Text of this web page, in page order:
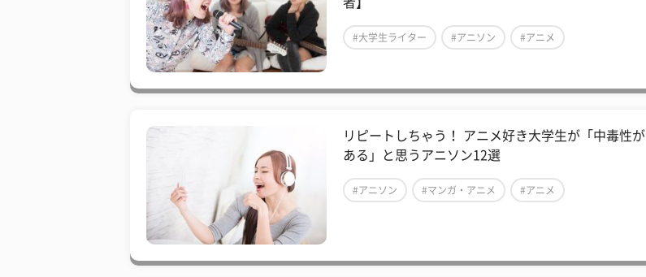
#大学生ライター #アニソン #アニメ
リピートしちゃう！ アニメ好き大学生が「中毒性が
ある」と思うアニソン12選
#アニソン #マンガ・アニメ #アニメ